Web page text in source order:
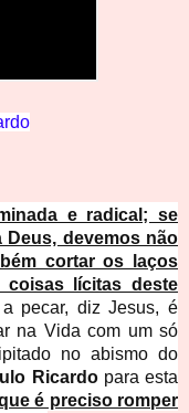
e radical; se
Deus, devemos não
cortar os laços
lícitas deste
pecar, diz Jesus, é
na Vida com um só
no abismo do
Ricardopara esta
é preciso romper